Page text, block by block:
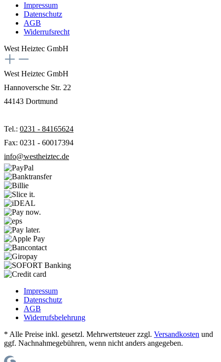
Impressum
Datenschutz
AGB
Widerrufsrecht
West Heiztec GmbH
West Heiztec GmbH
Hannoversche Str. 22
44143 Dortmund
Tel.: 0231 - 84165624
Fax: 0231 - 60017394
info@westheiztec.de
Impressum
Datenschutz
AGB
Widerrufsbelehrung
* Alle Preise inkl. gesetzl. Mehrwertsteuer zzgl. Versandkosten und
ggf. Nachnahmegebühren, wenn nicht anders angegeben.